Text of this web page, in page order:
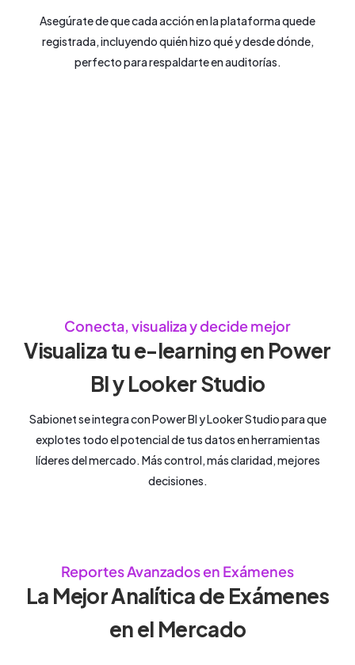
Asegúrate de que cada acción en la plataforma quede
registrada, incluyendo quién hizo qué y desde dónde,
perfecto para respaldarte en auditorías.
Conecta, visualiza y decide mejor
Visualiza tu e-learning en Power
BI y Looker Studio
Sabionet se integra con Power BI y Looker Studio para que
explotes todo el potencial de tus datos en herramientas
líderes del mercado. Más control, más claridad, mejores
decisiones.
Reportes Avanzados en Exámenes
La Mejor Analítica de Exámenes
en el Mercado